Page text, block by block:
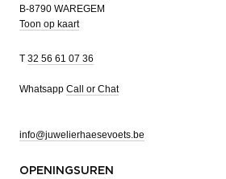
B-8790 WAREGEM
Toon op kaart
T 32 56 61 07 36
Whatsapp Call or Chat
info@juwelierhaesevoets.be
OPENINGSUREN